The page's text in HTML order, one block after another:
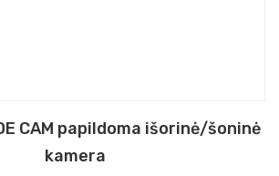
CAM papildoma išorinė/šoninė
kamera